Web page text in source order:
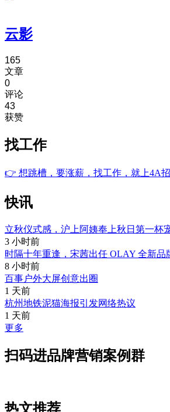
云影
165
文章
0
评论
43
获赞
找工作
👉 想跳槽，要涨薪，找工作，就上4A
快讯
立秋仪式感，沪上阿姨奉上秋日第一杯
3 小时前
时隔十年重逢，宋茜出任 OLAY 全新品
8 小时前
百事户外大屏创意出圈
1 天前
杭州地铁泥猫海报引发网络热议
1 天前
更多
扫码进品牌营销案例群
热文推荐